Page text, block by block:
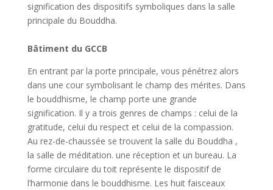
signification des dispositifs symboliques dans la salle
principale du Bouddha.
Bâtiment du GCCB
En entrant par la porte principale, vous pénétrez alors
dans une cour symbolisant le champ des mérites. Dans
le bouddhisme, le champ porte une grande
signification. Il y a trois genres de champs : celui de la
gratitude, celui du respect et celui de la compassion.
Au rez-de-chaussée se trouvent la salle du Bouddha ,
la salle de méditation. une réception et un bureau. La
forme circulaire du toit représente le dispositif de
l’harmonie dans le bouddhisme. Les huit faisceaux